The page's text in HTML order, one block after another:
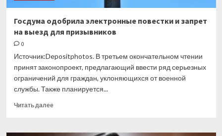
Госдума одобрила электронные повестки и запрет
на выезд для призывников
0
Источник:Depositphotos. В третьем окончательном чтении
принят законопроект, предлагающий ввести ряд серьезных
ограничений для граждан, уклоняющихся от военной
службы. Также планируется...
Читать далееПрочитать
Госдума